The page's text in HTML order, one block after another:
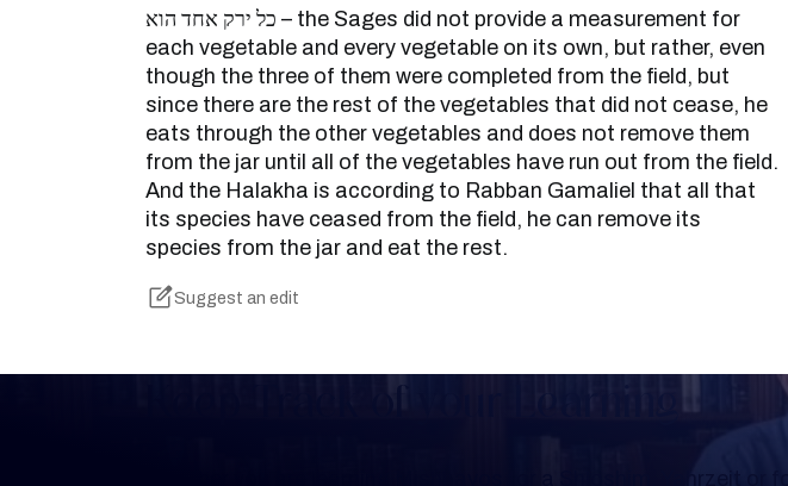
כל ירק אחד הוא – the Sages did not provide a measurement for
each vegetable and every vegetable on its own, but rather, even
though the three of them were completed from the field, but
since there are the rest of the vegetables that did not cease, he
eats through the other vegetables and does not remove them
from the jar until all of the vegetables have run out from the field.
And the Halakha is according to Rabban Gamaliel that all that
its species have ceased from the field, he can remove its
species from the jar and eat the rest.
Suggest an edit
Keep Track of your Learning